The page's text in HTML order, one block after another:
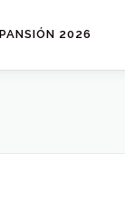
2026